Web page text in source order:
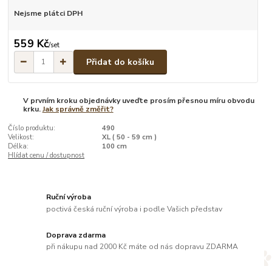
Nejsme plátci DPH
559 Kč/set
Přidat do košíku
V prvním kroku objednávky uveďte prosím přesnou míru obvodu
krku.Jak správně změřit?
Číslo produktu:
490
Velikost:
XL ( 50 - 59 cm )
Délka:
100 cm
Hlídat cenu / dostupnost
Ruční výroba
poctivá česká ruční výroba i podle Vašich představ
Doprava zdarma
při nákupu nad 2000 Kč máte od nás dopravu ZDARMA